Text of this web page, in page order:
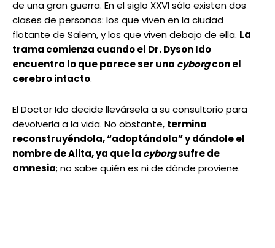
de una gran guerra. En el siglo XXVI sólo existen dos
clases de personas: los que viven en la ciudad
flotante de Salem, y los que viven debajo de ella. La
trama comienza cuando el Dr. Dyson Ido
encuentra lo que parece ser una cyborgcon el
cerebro intacto.
El Doctor Ido decide llevársela a su consultorio para
devolverla a la vida. No obstante, termina
reconstruyéndola, “adoptándola” y dándole el
nombre de Alita, ya que la cyborgsufre de
amnesia; no sabe quién es ni de dónde proviene.